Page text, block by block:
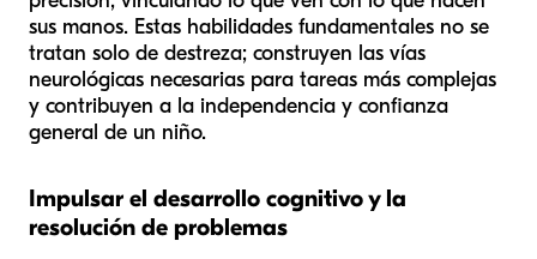
sus manos. Estas habilidades fundamentales no se
tratan solo de destreza; construyen las vías
neurológicas necesarias para tareas más complejas
y contribuyen a la independencia y confianza
general de un niño.
Impulsar el desarrollo cognitivo y la
resolución de problemas